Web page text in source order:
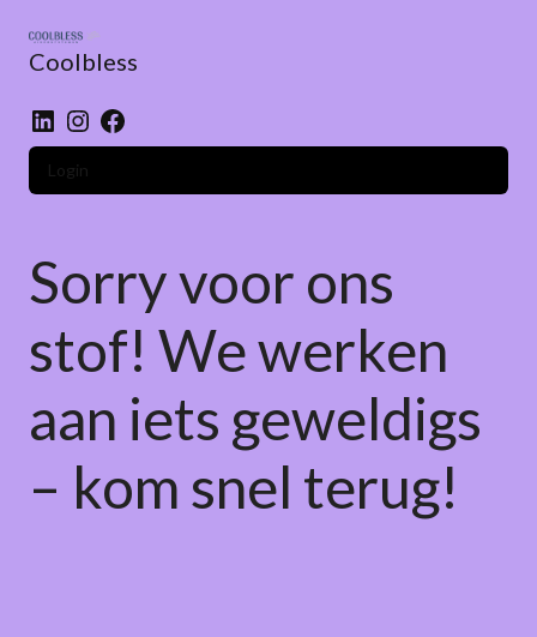
contentCoolbless
LinkedIn
Instagram
Facebook
Login
Sorry voor ons
stof! We werken
aan iets geweldigs
– kom snel terug!